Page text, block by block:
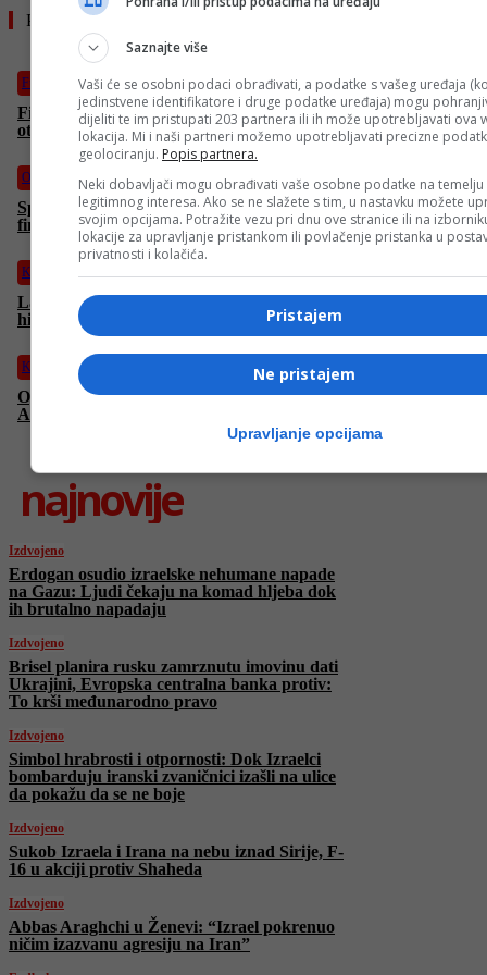
Pročitajte još
Fudbal
Fiorentina će tek u julu zvanično predstaviti Džeku: Italijani
otkrili razlog
Ostali sportovi
Sportske igre mladih BiH: Završena prva smjena Velikog
finala– druženje, takmičenja i radost najmlađih SIM-ovaca
Košarka
Lakersi uskoro dobijaju novog vlasnika u najskupljoj prodaji u
historiji
Košarka
Oglasio se Magoda nakon sapštenja KK Bosne da neće igrati u
ABBA ligi: Građani imaju pravo znati istinu
najnovije
Izdvojeno
Erdogan osudio izraelske nehumane napade
na Gazu: Ljudi čekaju na komad hljeba dok
ih brutalno napadaju
Izdvojeno
Brisel planira rusku zamrznutu imovinu dati
Ukrajini, Evropska centralna banka protiv:
To krši međunarodno pravo
Izdvojeno
Simbol hrabrosti i otpornosti: Dok Izraelci
bombarduju iranski zvaničnici izašli na ulice
da pokažu da se ne boje
Izdvojeno
Sukob Izraela i Irana na nebu iznad Sirije, F-
16 u akciji protiv Shaheda
Izdvojeno
Abbas Araghchi u Ženevi: “Izrael pokrenuo
ničim izazvanu agresiju na Iran”
Saznajte više
Vaši će se osobni podaci obrađivati, a podatke s vašeg uređaja
jedinstvene identifikatore i druge podatke uređaja) mogu
dijeliti te im pristupati 203 partnera ili ih može upotrebljavati ova
lokacija. Mi i naši partneri možemo upotrebljavati precizne
geolociranju. Popis partnera.
Neki dobavljači mogu obrađivati vaše osobne podatke na temelju
legitimnog interesa. Ako se ne slažete s tim, u nastavku možete
svojim opcijama. Potražite vezu pri dnu ove stranice ili na
lokacije za upravljanje pristankom ili povlačenje pristanka u
privatnosti i kolačića.
Pristajem
Ne pristajem
Upravljanje opcijama